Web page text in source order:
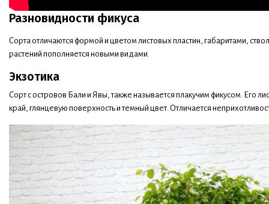
Разновидности фикуса
Сорта отличаются формой и цветом листовых пластин, габаритами,
растений пополняется новыми видами.
Экзотика
Сорт с островов Бали и Явы, также называется плакучим фикусом. Его
край, глянцевую поверхность и темный цвет. Отличается